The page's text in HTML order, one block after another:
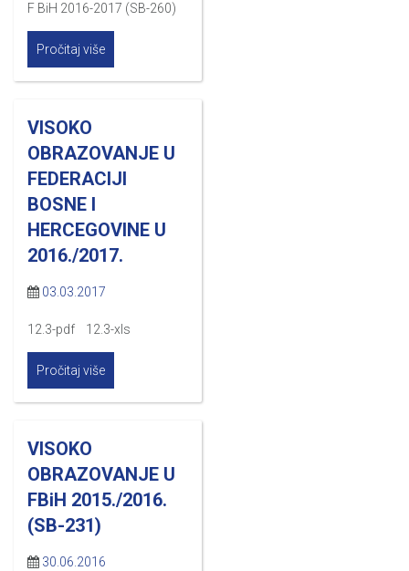
F BiH 2016-2017 (SB-260)
Pročitaj više
VISOKO
OBRAZOVANJE U
FEDERACIJI
BOSNE I
HERCEGOVINE U
2016./2017.
03.03.2017
12.3-pdf 12.3-xls
Pročitaj više
VISOKO
OBRAZOVANJE U
FBiH 2015./2016.
(SB-231)
30.06.2016